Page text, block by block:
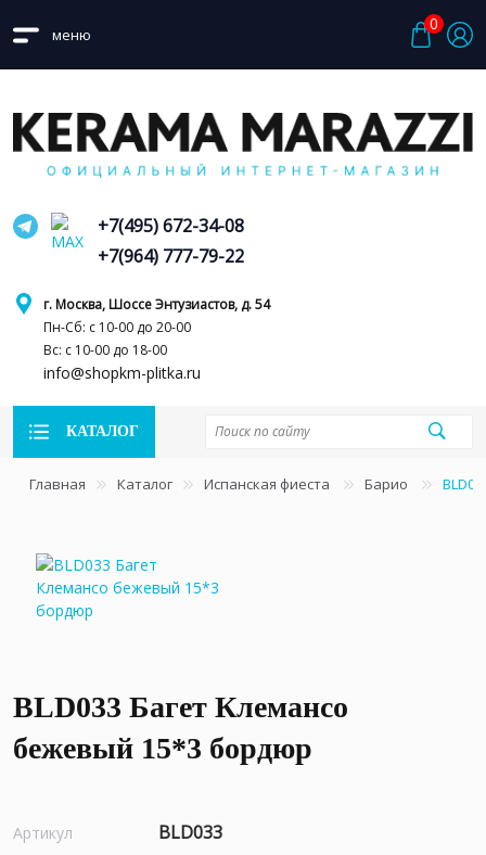
меню
0
г. Москва, Шоссе Энтузиастов, д. 54
Пн-Сб: с 10-00 до 20-00
Вс: с 10-00 до 18-00
info@shopkm-plitka.ru
+7(495) 672-34-08
+7(964) 777-79-22
КАТАЛОГ
Главная Каталог Испанская фиеста Барио
BLD033 Багет Клемансо
бежевый 15*3 бордюр
Артикул BLD033